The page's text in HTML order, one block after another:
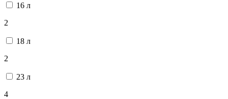
16 л
2
18 л
2
23 л
4